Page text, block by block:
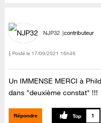
NJP32 contributeur
Posté le ‎17/09/2021 16h46
Un IMMENSE MERCI à
dans "deuxième constat" !!!
Répondre 1